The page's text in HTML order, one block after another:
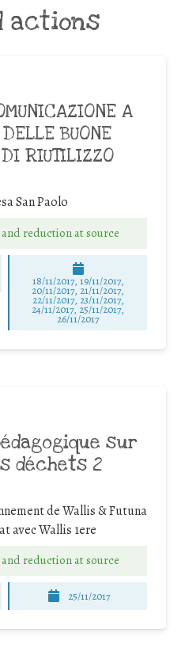
actions
A
DELLE BUONE
RIUTILIZZO
San Paolo
reduction at source
18/11/2017, 19/11/2017,
20/11/2017, 21/11/2017,
22/11/2017, 23/11/2017,
24/11/2017, 25/11/2017,
26/11/2017
sur
déchets 2
de Wallis & Futuna
avec Wallis 1ere
reduction at source
25/11/2017